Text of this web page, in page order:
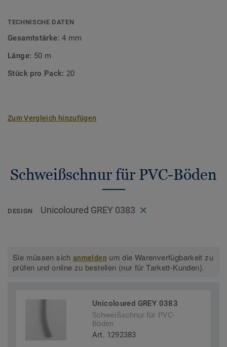
TECHNISCHE DATEN
Gesamtstärke:4 mm
Länge: 50 m
Stück pro Pack: 20
Zum Vergleich hinzufügen
Schweißschnur für PVC-Böden
DESIGN Unicoloured GREY 0383
Sie müssen sichanmelden um die Warenverfügbarkeit zu
prüfen und online zu bestellen (nur für Tarkett-Kunden).
Unicoloured GREY 0383
Schweißschnur für PVC-
Böden
Art. 1292383